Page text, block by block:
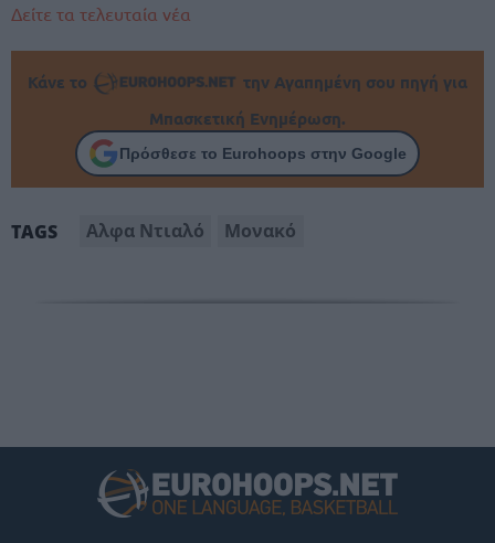
Δείτε τα τελευταία νέα
Κάνε το
την Αγαπημένη σου πηγή για
Μπασκετική Ενημέρωση.
Πρόσθεσε το Eurohoops στην Google
TAGS Αλφα Ντιαλό Μονακό